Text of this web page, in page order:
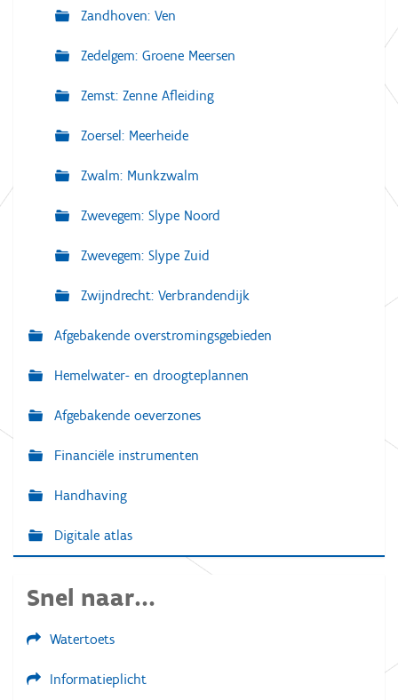
Zandhoven: Ven
Zedelgem: Groene Meersen
Zemst: Zenne Afleiding
Zoersel: Meerheide
Zwalm: Munkzwalm
Zwevegem: Slype Noord
Zwevegem: Slype Zuid
Zwijndrecht: Verbrandendijk
Afgebakende overstromingsgebieden
Hemelwater- en droogteplannen
Afgebakende oeverzones
Financiële instrumenten
Handhaving
Digitale atlas
Snel naar...
Watertoets
Informatieplicht